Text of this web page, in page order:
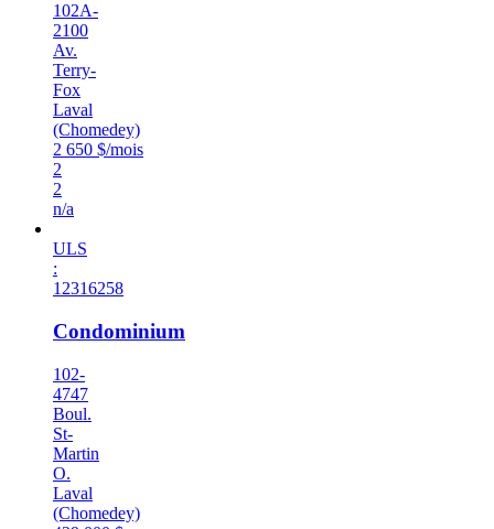
102A-
2100
Av.
Terry-
Fox
Laval
(Chomedey)
2 650 $/mois
2
2
n/a
ULS
:
12316258
Condominium
102-
4747
Boul.
St-
Martin
O.
Laval
(Chomedey)